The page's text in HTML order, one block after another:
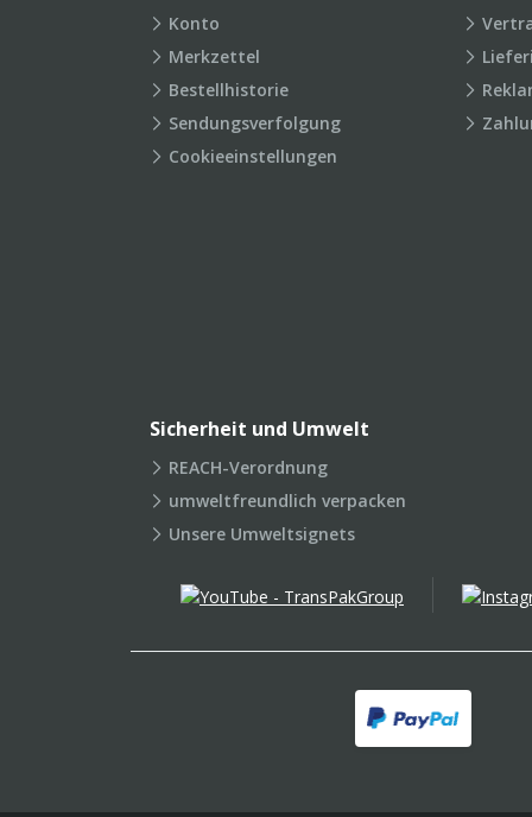
Konto
Merkzettel
Bestellhistorie
Sendungsverfolgung
Cookieeinstellungen
Sicherheit und Umwelt
REACH-Verordnung
umweltfreundlich verpacken
Unsere Umweltsignets